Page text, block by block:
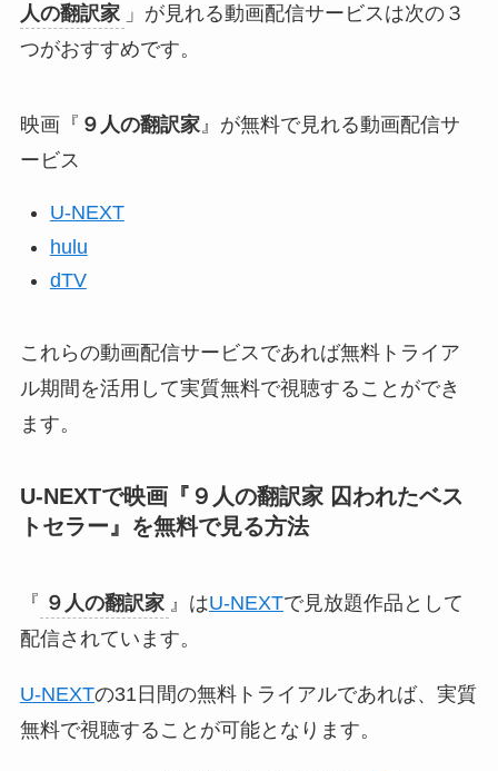
人の翻訳家 」が見れる動画配信サービスは次の３
つがおすすめです。
映画『 ９人の翻訳家』が無料で見れる動画配信サ
ービス
U-NEXT
hulu
dTV
これらの動画配信サービスであれば無料トライア
ル期間を活用して実質無料で視聴することができ
ます。
U-NEXTで映画『 ９人の翻訳家 囚われたベス
トセラー』 を無料で見る方法
『 ９人の翻訳家 』はU-NEXTで見放題作品として
配信されています。
U-NEXTの31日間の無料トライアルであれば、実質
無料で視聴することが可能となります。